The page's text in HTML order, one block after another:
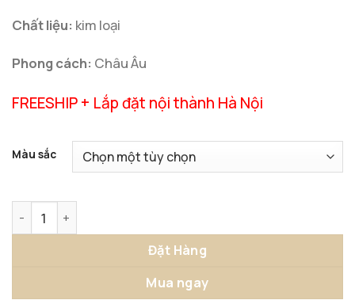
Chất liệu: kim loại
Phong cách: Châu Âu
FREESHIP + Lắp đặt nội thành Hà Nội
Màu sắc
Đặt Hàng
Mua ngay